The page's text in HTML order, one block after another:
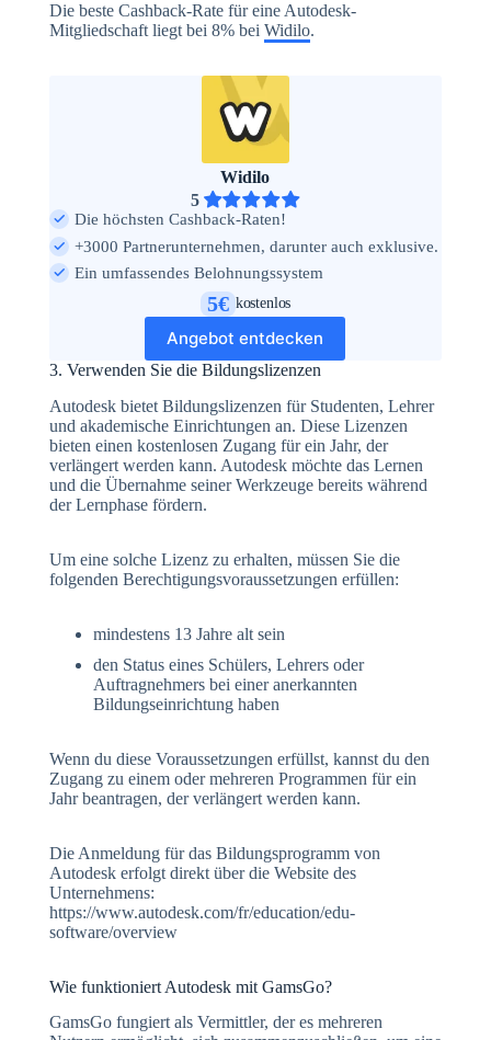
Die beste Cashback-Rate für eine Autodesk-
Mitgliedschaft liegt bei 8% bei Widilo.
Widilo
5
Die höchsten Cashback-Raten!
+3000 Partnerunternehmen, darunter auch exklusive.
Ein umfassendes Belohnungssystem
5€ kostenlos
Angebot entdecken
3. Verwenden Sie die Bildungslizenzen
Autodesk bietet Bildungslizenzen für Studenten, Lehrer
und akademische Einrichtungen an. Diese Lizenzen
bieten einen kostenlosen Zugang für ein Jahr, der
verlängert werden kann. Autodesk möchte das Lernen
und die Übernahme seiner Werkzeuge bereits während
der Lernphase fördern.
Um eine solche Lizenz zu erhalten, müssen Sie die
folgenden Berechtigungsvoraussetzungen erfüllen:
mindestens 13 Jahre alt sein
den Status eines Schülers, Lehrers oder
Auftragnehmers bei einer anerkannten
Bildungseinrichtung haben
Wenn du diese Voraussetzungen erfüllst, kannst du den
Zugang zu einem oder mehreren Programmen für ein
Jahr beantragen, der verlängert werden kann.
Die Anmeldung für das Bildungsprogramm von
Autodesk erfolgt direkt über die Website des
Unternehmens:
https://www.autodesk.com/fr/education/edu-
software/overview
Wie funktioniert Autodesk mit GamsGo?
GamsGo fungiert als Vermittler, der es mehreren